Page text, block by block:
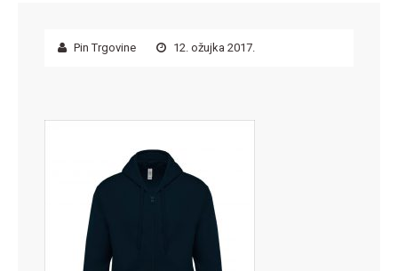
Pin Trgovine 12. ožujka 2017.